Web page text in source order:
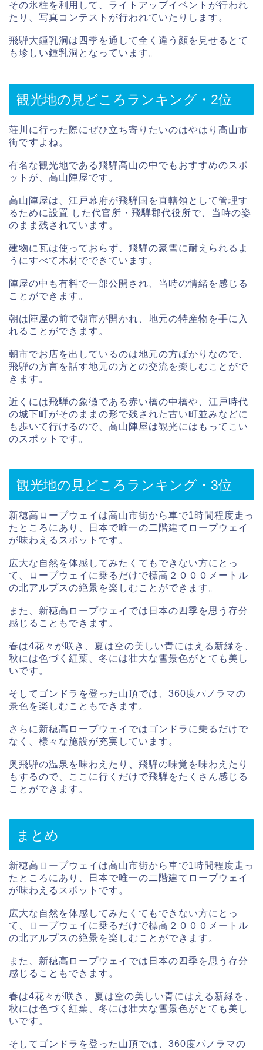
その氷柱を利用して、ライトアップイベントが行われ
たり、写真コンテストが行われていたりします。
飛騨大鍾乳洞は四季を通して全く違う顔を見せるとて
も珍しい鍾乳洞となっています。
観光地の見どころランキング・2位
荘川に行った際にぜひ立ち寄りたいのはやはり高山市
街ですよね。
有名な観光地である飛騨高山の中でもおすすめのスポ
ットが、高山陣屋です。
高山陣屋は、江戸幕府が飛騨国を直轄領として管理す
るために設置 した代官所・飛騨郡代役所で、当時の姿
のまま残されています。
建物に瓦は使っておらず、飛騨の豪雪に耐えられるよ
うにすべて木材でできています。
陣屋の中も有料で一部公開され、当時の情緒を感じる
ことができます。
朝は陣屋の前で朝市が開かれ、地元の特産物を手に入
れることができます。
朝市でお店を出しているのは地元の方ばかりなので、
飛騨の方言を話す地元の方との交流を楽しむことがで
きます。
近くには飛騨の象徴である赤い橋の中橋や、江戸時代
の城下町がそのままの形で残された古い町並みなどに
も歩いて行けるので、高山陣屋は観光にはもってこい
のスポットです。
観光地の見どころランキング・3位
新穂高ロープウェイは高山市街から車で1時間程度走っ
たところにあり、日本で唯一の二階建てロープウェイ
が味わえるスポットです。
広大な自然を体感してみたくてもできない方にとっ
て、ロープウェイに乗るだけで標高２０００メートル
の北アルプスの絶景を楽しむことができます。
また、新穂高ロープウェイでは日本の四季を思う存分
感じることもできます。
春は4花々が咲き、夏は空の美しい青にはえる新緑を、
秋には色づく紅葉、冬には壮大な雪景色がとても美し
いです。
そしてゴンドラを登った山頂では、360度パノラマの
景色を楽しむこともできます。
さらに新穂高ロープウェイではゴンドラに乗るだけで
なく、様々な施設が充実しています。
奥飛騨の温泉を味わえたり、飛騨の味覚を味わえたり
もするので、ここに行くだけで飛騨をたくさん感じる
ことができます。
まとめ
新穂高ロープウェイは高山市街から車で1時間程度走っ
たところにあり、日本で唯一の二階建てロープウェイ
が味わえるスポットです。
広大な自然を体感してみたくてもできない方にとっ
て、ロープウェイに乗るだけで標高２０００メートル
の北アルプスの絶景を楽しむことができます。
また、新穂高ロープウェイでは日本の四季を思う存分
感じることもできます。
春は4花々が咲き、夏は空の美しい青にはえる新緑を、
秋には色づく紅葉、冬には壮大な雪景色がとても美し
いです。
そしてゴンドラを登った山頂では、360度パノラマの